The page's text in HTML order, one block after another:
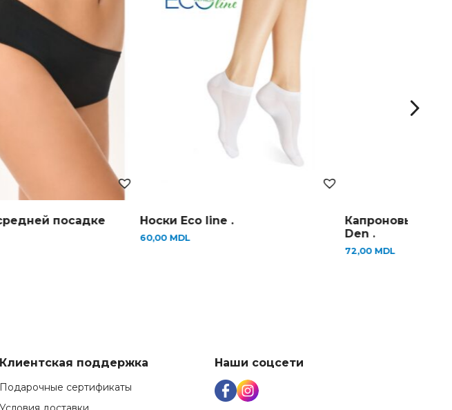
посадке Носки Eco line .
60,00MDL
Капроновые
Den .
72,00MDL
Клиентская поддержка
Подарочные сертификаты
Наши соцсети